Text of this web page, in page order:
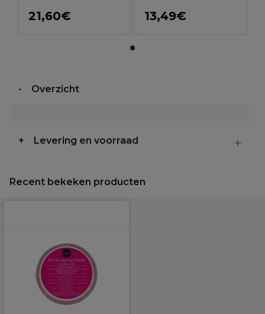
21,60€ 13,49€
Overzicht
Levering en voorraad
Recent bekeken producten